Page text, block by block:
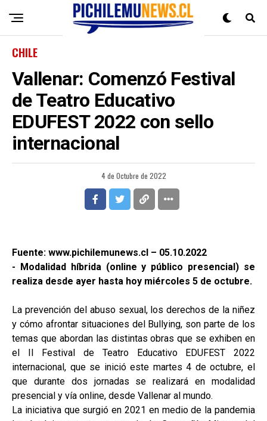
CHILE
Vallenar: Comenzó Festival
de Teatro Educativo
EDUFEST 2022 con sello
internacional
4 de Octubre de 2022
Fuente: www.pichilemunews.cl – 05.10.2022
- Modalidad híbrida (online y público presencial) se
realiza desde ayer hasta hoy miércoles 5 de octubre.
La prevención del abuso sexual, los derechos de la niñez
y cómo afrontar situaciones del Bullying, son parte de los
temas que abordan las distintas obras que se exhiben en
el II Festival de Teatro Educativo EDUFEST 2022
internacional, que se inició este martes 4 de octubre, el
que durante dos jornadas se realizará en modalidad
presencial y vía online, desde Vallenar al mundo.
La iniciativa que surgió en 2021 en medio de la pandemia